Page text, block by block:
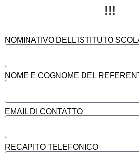
!!!
NOMINATIVO DELL'ISTITUTO
NOME E COGNOME DEL
EMAIL DI CONTATTO
RECAPITO TELEFONICO